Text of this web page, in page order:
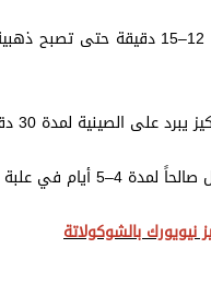
اخبزي لمدة 12–15 دقيقة حتى
على الصينية لمدة 30 دقيقة قبل التقديم.
أيام في علبة محكمة الغلق.
نيويورك بالشوكولاتة